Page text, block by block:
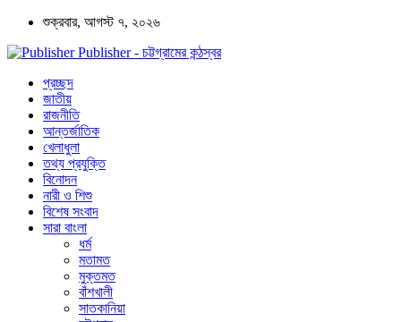
শুক্রবার, আগস্ট ৭, ২০২৬
Publisher - চট্টগ্রামের কন্ঠস্বর
প্রচ্ছদ
জাতীয়
রাজনীতি
আন্তর্জাতিক
খেলাধুলা
তথ্য প্রযুক্তি
বিনোদন
নারী ও শিশু
বিশেষ সংবাদ
সারা বাংলা
ধর্ম
মতামত
মুক্তমত
বাঁশখালী
সাতকানিয়া